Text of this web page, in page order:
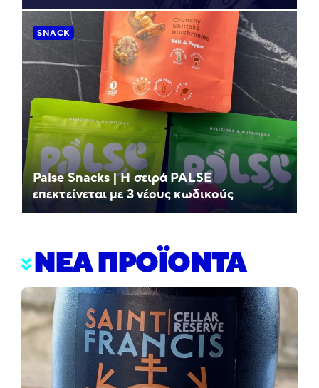
SNACK
Palse Snacks | Η σειρά PALSE
επεκτείνεται με 3 νέους κωδικούς
ΝΕΑ ΠΡΟΪΟΝΤΑ